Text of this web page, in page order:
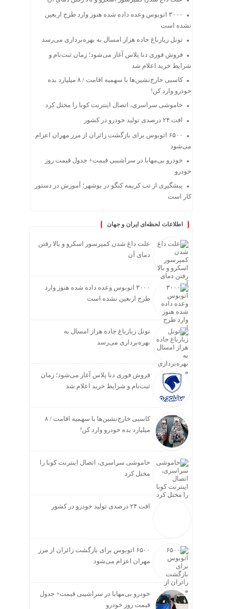
۳۰۰۰ اتوبوس وعده داده شده هنوز وارد طرح اربعین
نشده است
تونل زیارباغ جاده هراز امسال به بهره‌برداری می‌رسد
فروش فوری دنا پلاس آغاز می‌شود؛ زمان ثبت‌نام و
شرایط خرید اعلام شد
کاسبی خارج‌نشین‌ها با سهمیه اقامت / ۸ میلیارد بده
خودرو وارد کن!
خاموشی سراسری، اتصال اینترنت کوبا را مختل کرد
افت ۲۴ درصدی تولید خودرو در کشور
۶۵۰۰ اتوبوس برای بازگشت زائران از مرز مهران اعزام
می‌شود
خودرو بی‌مهابا در سراشیبی قیمت+ جدول قیمت روز
خودرو
پیشگیری از تب کریمه کنگو در بوشهر؛ آموزش در دستور
کار است
اطلاعات لحظه‌ای ایران و جهان
علت داغ شدن کمپرسور اسکرو و بالا رفتن
دمای آن
۳۰۰۰ اتوبوس وعده داده شده هنوز وارد
طرح اربعین نشده است
تونل زیارباغ جاده هراز امسال به
بهره‌برداری می‌رسد
فروش فوری دنا پلاس آغاز می‌شود؛ زمان
ثبت‌نام و شرایط خرید اعلام شد
کاسبی خارج‌نشین‌ها با سهمیه اقامت / ۸
میلیارد بده خودرو وارد کن!
خاموشی سراسری، اتصال اینترنت کوبا را
مختل کرد
افت ۲۴ درصدی تولید خودرو در کشور
۶۵۰۰ اتوبوس برای بازگشت زائران از مرز
مهران اعزام می‌شود
خودرو بی‌مهابا در سراشیبی قیمت+ جدول
قیمت روز خودرو